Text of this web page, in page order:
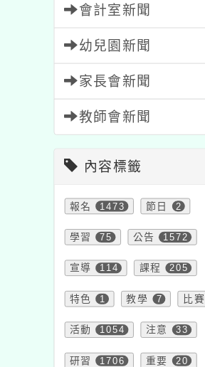
會計室新聞
幼兒園新聞
家長會新聞
教師會新聞
內容標籤
報名 1473 節日 2
學習 75 公告 1572
宣導 114 課程 205
特色 1 教學 7 比賽
活動 1054 注意 33
研習 1706 重要 20